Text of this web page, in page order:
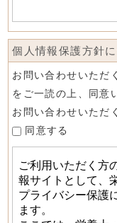
個人情報保護方針
お問い合わせいただ
をご一読の上、同意
お問い合わせいただ
同意する